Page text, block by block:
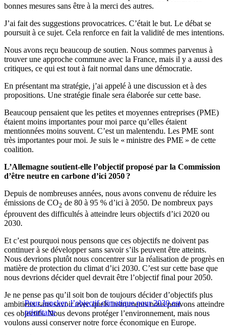
bonnes mesures sans être à la merci des autres.
J’ai fait des suggestions provocatrices. C’était le but. Le débat se
poursuit à ce sujet. Cela renforce en fait la validité de mes intentions.
Nous avons reçu beaucoup de soutien. Nous sommes parvenus à
trouver une approche commune avec la France, mais il y a aussi des
critiques, ce qui est tout à fait normal dans une démocratie.
En présentant ma stratégie, j’ai appelé à une discussion et à des
propositions. Une stratégie finale sera élaborée sur cette base.
Beaucoup pensaient que les petites et moyennes entreprises (PME)
étaient moins importantes pour moi parce qu’elles étaient
mentionnées moins souvent. C’est un malentendu. Les PME sont
très importantes pour moi. Je suis le « ministre des PME » de cette
coalition.
L’Allemagne soutient-elle l’objectif proposé par la Commission
d’être neutre en carbone d’ici 2050 ?
Depuis de nombreuses années, nous avons convenu de réduire les
émissions de CO2 de 80 à 95 % d’ici à 2050. De nombreux pays
éprouvent des difficultés à atteindre leurs objectifs d’ici 2020 ou
2030.
Et c’est pourquoi nous pensons que ces objectifs ne doivent pas
continuer à se développer sans savoir s’ils peuvent être atteints.
Nous devrions plutôt nous concentrer sur la réalisation de progrès en
matière de protection du climat d’ici 2030. C’est sur cette base que
nous devrions décider quel devrait être l’objectif final pour 2050.
Pour Juncker, l’objectif climatique pour 2030 est
prioritaire
Je ne pense pas qu’il soit bon de toujours décider d’objectifs plus
ambitieux sans savoir avec quels instruments nous pouvons atteindre
ces objectifs. Nous devons protéger l’environnement, mais nous
voulons aussi conserver notre force économique en Europe.